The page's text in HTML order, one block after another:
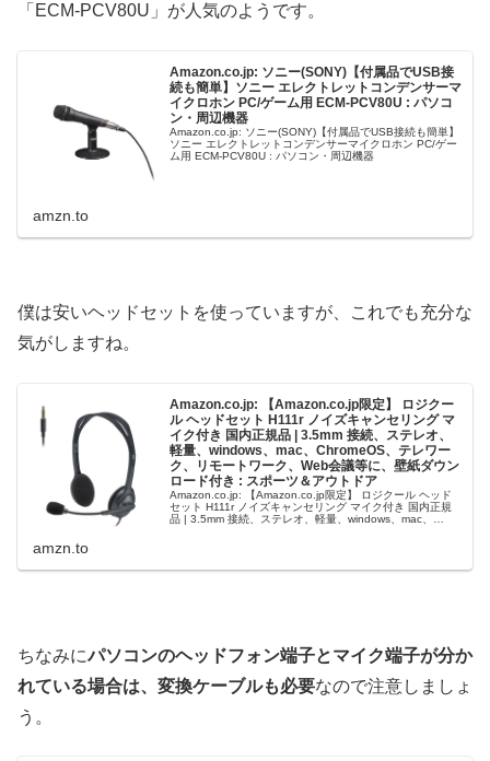
「ECM-PCV80U」が人気のようです。
Amazon.co.jp: ソニー(SONY)【付属品でUSB接
続も簡単】ソニー エレクトレットコンデンサーマ
イクロホン PC/ゲーム用 ECM-PCV80U : パソコ
ン・周辺機器
Amazon.co.jp: ソニー(SONY)【付属品でUSB接続も簡単】
ソニー エレクトレットコンデンサーマイクロホン PC/ゲー
ム用 ECM-PCV80U : パソコン・周辺機器
amzn.to
僕は安いヘッドセットを使っていますが、これでも充分な
気がしますね。
Amazon.co.jp: 【Amazon.co.jp限定】 ロジクー
ル ヘッドセット H111r ノイズキャンセリング マ
イク付き 国内正規品 | 3.5mm 接続、ステレオ、
軽量、windows、mac、ChromeOS、テレワー
ク、リモートワーク、Web会議等に、壁紙ダウン
ロード付き : スポーツ＆アウトドア
Amazon.co.jp: 【Amazon.co.jp限定】 ロジクール ヘッド
セット H111r ノイズキャンセリング マイク付き 国内正規
品 | 3.5mm 接続、ステレオ、軽量、windows、mac、
amzn.to
ちなみにパソコンのヘッドフォン端子とマイク端子が分か
れている場合は、変換ケーブルも必要なので注意しましょ
う。